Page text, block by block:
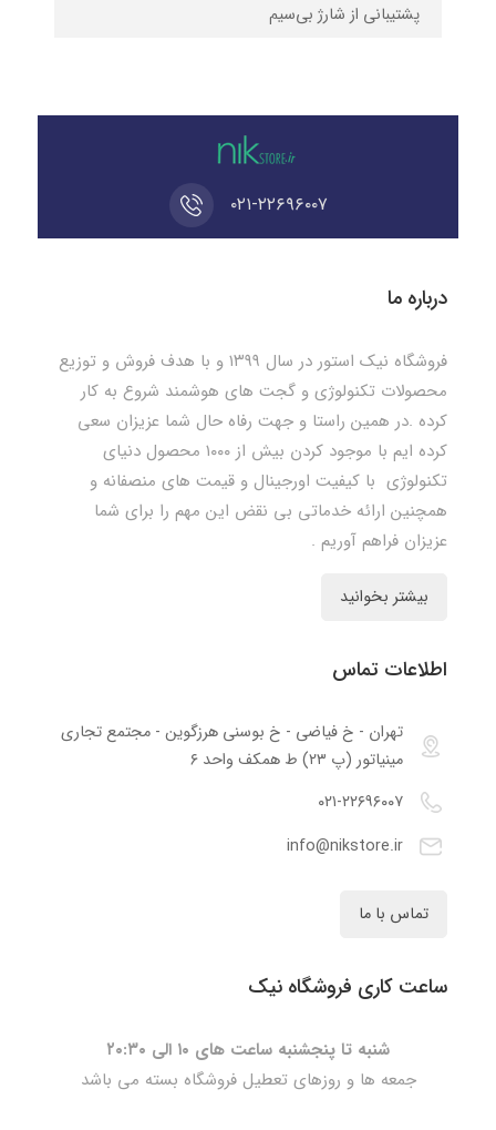
پشتیبانی از شارژ بی‌سیم
۰۲۱-۲۲۶۹۶۰۰۷
درباره ما
فروشگاه نیک استور در سال ۱۳۹۹ و با هدف فروش و توزیع
محصولات تکنولوژی و گجت های هوشمند شروع به کار
کرده .در همین راستا و جهت رفاه حال شما عزیزان سعی
کرده ایم با موجود کردن بیش از ۱۰۰۰ محصول دنیای
تکنولوژی با کیفیت اورجینال و قیمت های منصفانه و
همچنین ارائه خدماتی بی نقض این مهم را برای شما
عزیزان فراهم آوریم .
بیشتر بخوانید
اطلاعات تماس
تهران - خ فیاضی - خ بوسنی هرزگوین - مجتمع تجاری
مینیاتور (پ ۲۳) ط همکف واحد ۶
۰۲۱-۲۲۶۹۶۰۰۷
info@nikstore.ir
تماس با ما
ساعت کاری فروشگاه نیک
شنبه تا پنجشنبه ساعت های ۱۰ الی ۲۰:۳۰
جمعه ها و روزهای تعطیل فروشگاه بسته می باشد